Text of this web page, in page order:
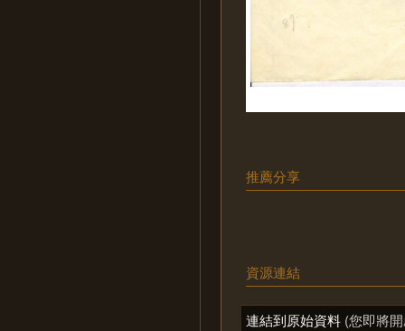
推薦分享
資源連結
連結到原始資料 (您即將